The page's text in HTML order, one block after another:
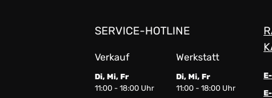
SERVICE-HOTLINE
Verkauf Werkstatt
Di, Mi, Fr
11:00 - 18:00 Uhr
Di, Mi, Fr
11:00 - 18:00 Uhr